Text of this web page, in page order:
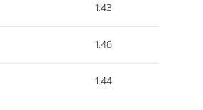
1.43
1.48
1.44